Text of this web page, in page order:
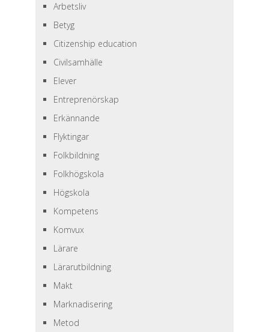
Arbetsliv
Betyg
Citizenship education
Civilsamhälle
Elever
Entreprenörskap
Erkännande
Flyktingar
Folkbildning
Folkhögskola
Högskola
Kompetens
Komvux
Lärare
Lärarutbildning
Makt
Marknadisering
Metod